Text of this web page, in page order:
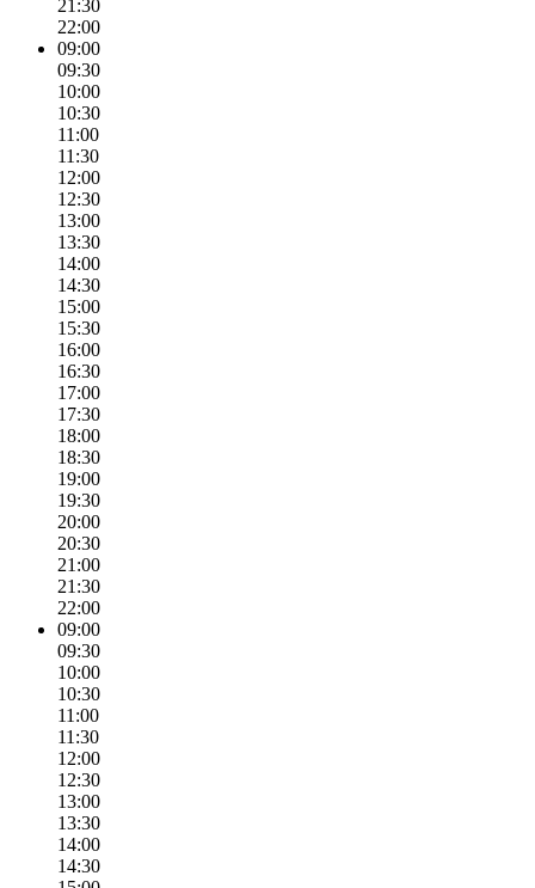
21:30
22:00
09:00
09:30
10:00
10:30
11:00
11:30
12:00
12:30
13:00
13:30
14:00
14:30
15:00
15:30
16:00
16:30
17:00
17:30
18:00
18:30
19:00
19:30
20:00
20:30
21:00
21:30
22:00
09:00
09:30
10:00
10:30
11:00
11:30
12:00
12:30
13:00
13:30
14:00
14:30